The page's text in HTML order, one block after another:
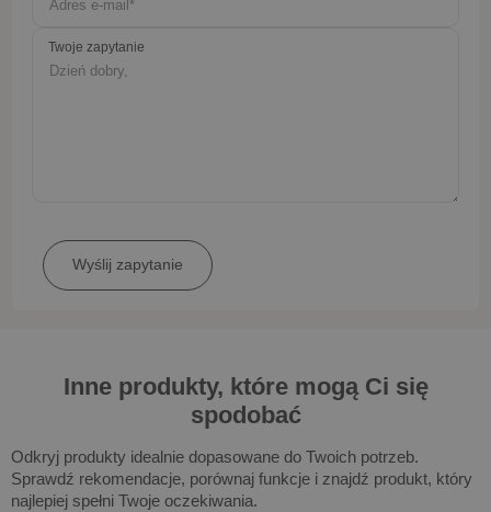
Twoje zapytanie
Inne produkty, które mogą Ci się
spodobać
Odkryj produkty idealnie dopasowane do Twoich potrzeb.
Sprawdź rekomendacje, porównaj funkcje i znajdź produkt, który
najlepiej spełni Twoje oczekiwania.